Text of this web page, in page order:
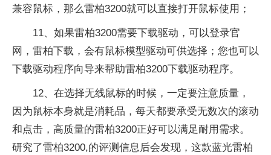
兼容鼠标，那么雷柏3200就可以直接打开鼠标使用；
11、如果雷柏3200需要下载驱动，可以登录官
网，雷柏下载，会有鼠标模型驱动可供选择；您也可以
下载驱动程序向导来帮助雷柏3200下载驱动程序。
12、在选择无线鼠标的时候，一定要注意质量，
因为鼠标本身就是消耗品，每天都要承受无数次的滚动
和点击，高质量的雷柏3200正好可以满足耐用需求。
研究了雷柏3200,的评测信息后会发现，这款蓝光雷柏